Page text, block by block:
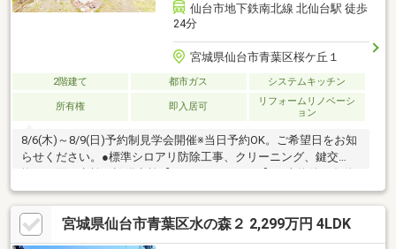
仙台市地下鉄南北線 北仙台駅 徒歩
24分
宮城県仙台市青葉区桜ケ丘１
2階建て 都市ガス システムキッチン
所有権 即入居可
リフォームリノベーシ
ョン
8/6(木)～8/9(日)予約制見学会開催※当日予約OK。ご希望日をお知
らせください。●標準シロアリ防除工事、クリーニング、鍵交
により住宅ローン減税が適用されます。・シロアリ防除工事施工
後5年間保証・お客様に合わせたローンの組み方や金融機関をご提
案。住宅ローンが初めての方でもお気軽にご相談ください【周辺
施設】・中山小学校850ｍ（徒歩11分）・中山中学校1400ｍ（徒
宮城県仙台市青葉区水の森２ 2,299万円 4LDK